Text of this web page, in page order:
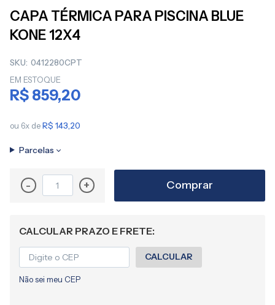
para
início
Galeria
imagens
CAPA TÉRMICA PARA PISCINA BLUE
KONE 12X4
SKU 0412280CPT
EM ESTOQUE
R$ 859,20
ou 6x deR$ 143,20
Parcelas
- + Comprar
CALCULAR PRAZO E FRETE:
CALCULAR
Não sei meu CEP